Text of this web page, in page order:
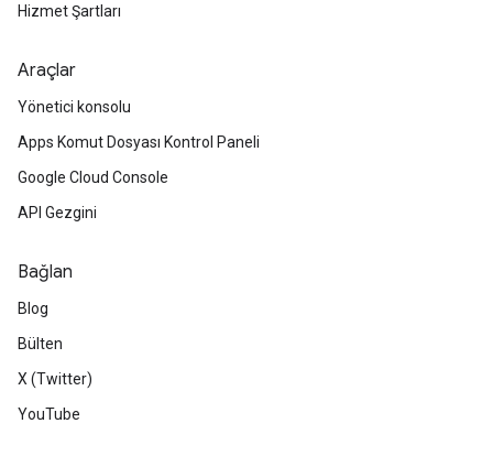
Hizmet Şartları
Araçlar
Yönetici konsolu
Apps Komut Dosyası Kontrol Paneli
Google Cloud Console
API Gezgini
Bağlan
Blog
Bülten
X (Twitter)
YouTube